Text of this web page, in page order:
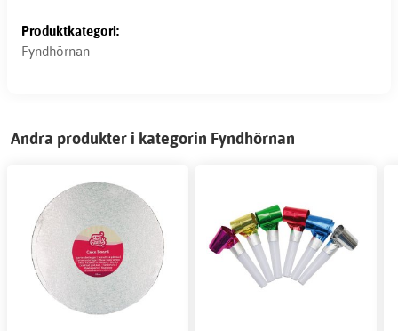
Produktkategori:
Fyndhörnan
Andra produkter i kategorin Fyndhörnan